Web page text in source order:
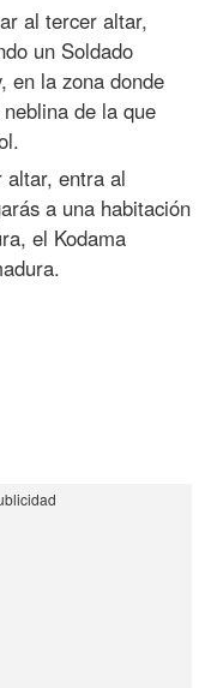
al tercer altar,
un Soldado
en la zona donde
de la que
altar, entra al
a una habitación
el Kodama